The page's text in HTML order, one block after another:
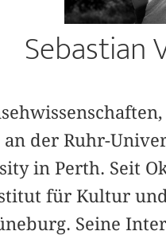
Sebastian
der Ruhr-
in Perth. Seit
für Kultur
Seine